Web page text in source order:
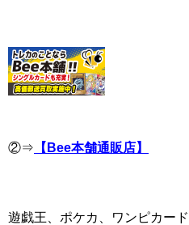
②⇒ 【Bee本舗通販店】
遊戯王、ポケカ、ワンピカー